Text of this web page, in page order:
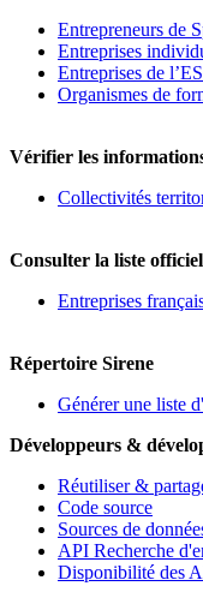
Entrepreneurs de
Entreprises
Entreprises de
Organismes de
Vérifier les
Collectivités
Consulter la liste
Entreprises
Répertoire Sirene
Générer une liste
Développeurs &
Réutiliser &
Code source
Sources de
API Recherche
Disponibilité des